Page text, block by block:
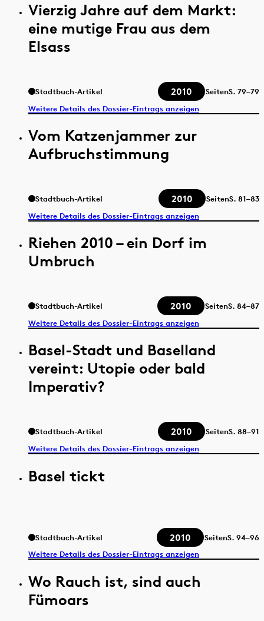
Vierzig Jahre auf dem Markt:
eine mutige Frau aus dem
Elsass
Stadtbuch-Artikel 2010 SeitenS. 79–79
Weitere Details des Dossier-Eintrags anzeigen
Vom Katzenjammer zur
Aufbruchstimmung
Stadtbuch-Artikel 2010 SeitenS. 81–83
Weitere Details des Dossier-Eintrags anzeigen
Riehen 2010 – ein Dorf im
Umbruch
Stadtbuch-Artikel 2010 SeitenS. 84–87
Weitere Details des Dossier-Eintrags anzeigen
Basel-Stadt und Baselland
vereint: Utopie oder bald
Imperativ?
Stadtbuch-Artikel 2010 SeitenS. 88–91
Weitere Details des Dossier-Eintrags anzeigen
Basel tickt
Stadtbuch-Artikel 2010 SeitenS. 94–96
Weitere Details des Dossier-Eintrags anzeigen
Wo Rauch ist, sind auch
Fümoars